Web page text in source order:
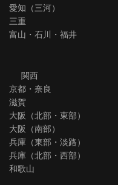
愛知（三河）
三重
富山・石川・福井
関西
京都・奈良
滋賀
大阪（北部・東部）
大阪（南部）
兵庫（東部・淡路）
兵庫（北部・西部）
和歌山